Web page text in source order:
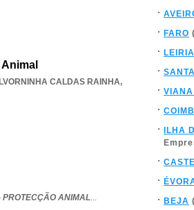
CALDAS RAINHA,
ANIMAL...
FARO
LEIRIA
ILHA
BEJA